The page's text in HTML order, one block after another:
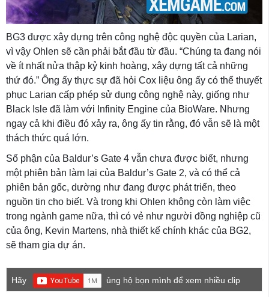
BG3 được xây dựng trên công nghệ độc quyền của Larian,
vì vậy Ohlen sẽ cần phải bắt đầu từ đầu. “Chúng ta đang nói
về ít nhất nửa thập kỷ kinh hoàng, xây dựng tất cả những
thứ đó.” Ông ấy thực sự đã hỏi Cox liệu ông ấy có thể thuyết
phục Larian cấp phép sử dụng công nghệ này, giống như
Black Isle đã làm với Infinity Engine của BioWare. Nhưng
ngay cả khi điều đó xảy ra, ông ấy tin rằng, đó vẫn sẽ là một
thách thức quá lớn.
Số phận của Baldur’s Gate 4 vẫn chưa được biết, nhưng
một phiên bản làm lại của Baldur’s Gate 2, và có thể cả
phiên bản gốc, dường như đang được phát triển, theo
nguồn tin cho biết. Và trong khi Ohlen không còn làm việc
trong ngành game nữa, thì có vẻ như người đồng nghiệp cũ
của ông, Kevin Martens, nhà thiết kế chính khác của BG2,
sẽ tham gia dự án.
Hãy
ủng hộ bọn mình để xem nhiều clip